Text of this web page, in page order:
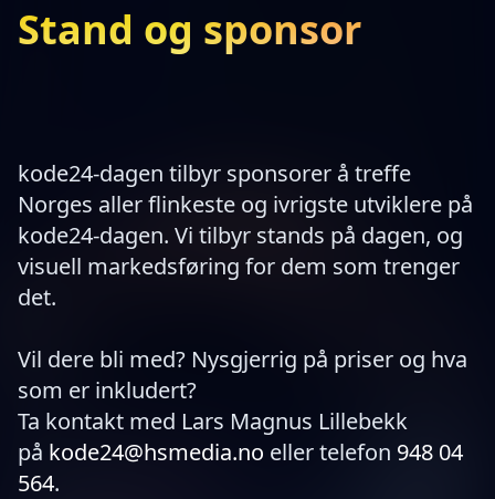
Stand og sponsor
kode24-dagen tilbyr sponsorer å treffe
Norges aller flinkeste og ivrigste utviklere på
kode24-dagen. Vi tilbyr stands på dagen, og
visuell markedsføring for dem som trenger
det.
Vil dere bli med? Nysgjerrig på priser og hva
som er inkludert?
Ta kontakt med Lars Magnus Lillebekk
på kode24@hsmedia.no eller telefon 948 04
564.